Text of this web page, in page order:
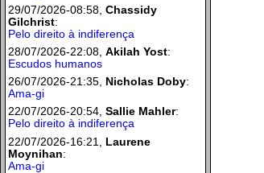
29/07/2026-08:58, Chassidy
Gilchrist:
Pelo direito à indiferença
28/07/2026-22:08, Akilah Yost:
Escudos humanos
26/07/2026-21:35, Nicholas Doby:
Ama-gi
22/07/2026-20:54, Sallie Mahler:
Pelo direito à indiferença
22/07/2026-16:21, Laurene
Moynihan:
Ama-gi